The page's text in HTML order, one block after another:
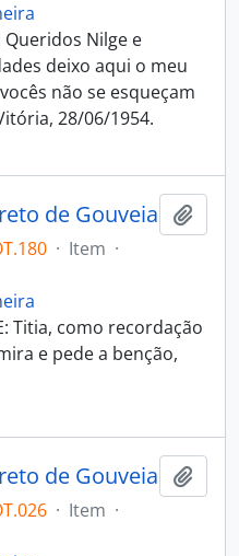
Queridos Nilge e
deixo aqui o meu
não se esqueçam
28/06/1954.
de Gouveia
· Item ·
Titia, como recordação
e pede a benção,
de Gouveia
· Item ·